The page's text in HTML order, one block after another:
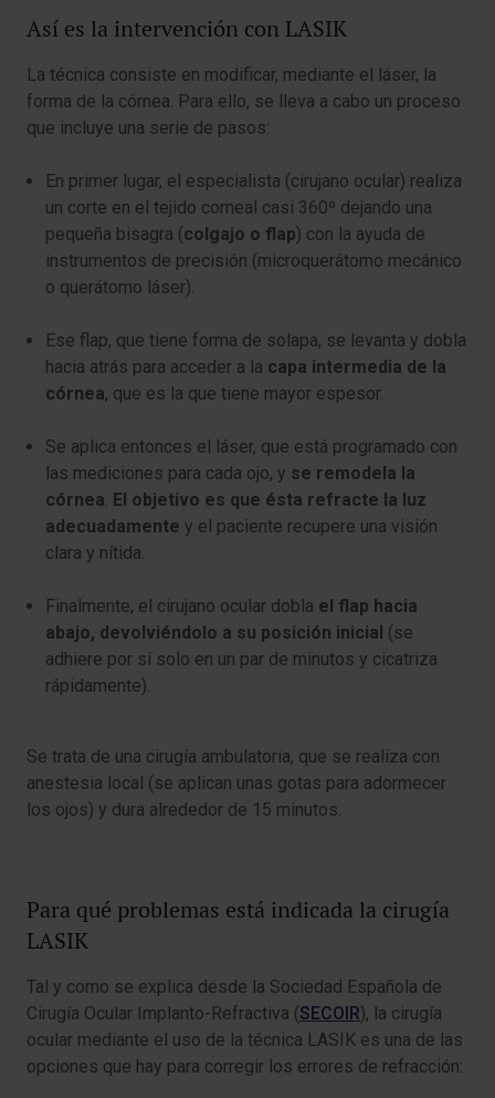
Así es la intervención con LASIK
La técnica consiste en modificar, mediante el láser, la
forma de la córnea. Para ello, se lleva a cabo un proceso
que incluye una serie de pasos:
En primer lugar, el especialista (cirujano ocular) realiza
un corte en el tejido corneal casi 360º dejando una
pequeña bisagra (colgajo o flap) con la ayuda de
instrumentos de precisión (microquerátomo mecánico
o querátomo láser).
Ese flap, que tiene forma de solapa, se levanta y dobla
hacia atrás para acceder a la capa intermedia de la
córnea, que es la que tiene mayor espesor.
Se aplica entonces el láser, que está programado con
las mediciones para cada ojo, y se remodela la
córnea. El objetivo es que ésta refracte la luz
adecuadamente y el paciente recupere una visión
clara y nítida.
Finalmente, el cirujano ocular dobla el flap hacia
abajo, devolviéndolo a su posición inicial (se
adhiere por sí solo en un par de minutos y cicatriza
rápidamente).
Se trata de una cirugía ambulatoria, que se realiza con
anestesia local (se aplican unas gotas para adormecer
los ojos) y dura alrededor de 15 minutos.
Para qué problemas está indicada la cirugía
LASIK
Tal y como se explica desde la Sociedad Española de
Cirugía Ocular Implanto-Refractiva (SECOIR), la cirugía
ocular mediante el uso de la técnica LASIK es una de las
opciones que hay para corregir los errores de refracción: